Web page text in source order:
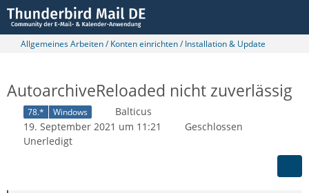
Allgemeines Arbeiten / Konten einrichten / Installation & Update
AutoarchiveReloaded nicht zuverlässig
78.* Windows
Balticus
19. September 2021 um 11:21
Geschlossen
Unerledigt